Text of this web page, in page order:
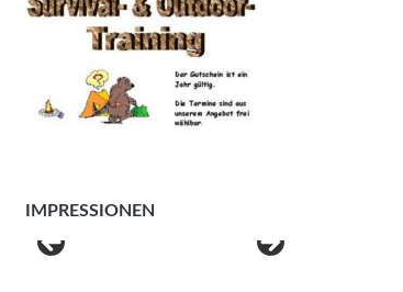
IMPRESSIONEN